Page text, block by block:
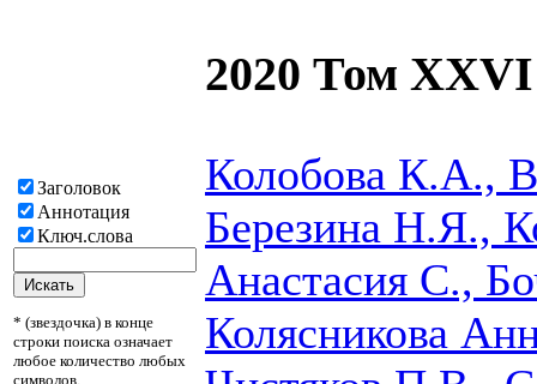
Заголовок
Аннотация
Ключ.слова
* (звездочка) в конце
строки поиска означает
любое количество любых
символов.
2020 Том XXVI
Колобова К.А.,
Березина Н.Я.,
Анастасия C.,
Колясникова